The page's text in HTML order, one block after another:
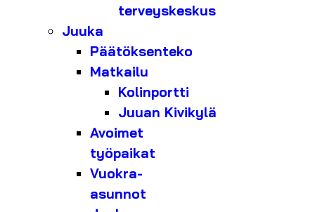
terveyskeskus
Juuka
Päätöksenteko
Matkailu
Kolinportti
Juuan Kivikylä
Avoimet
työpaikat
Vuokra-
asunnot